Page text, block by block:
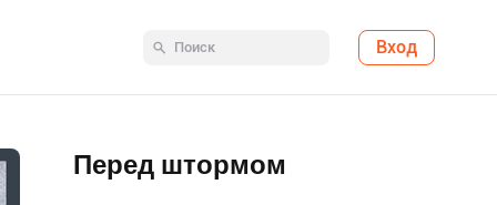
Вход
Перед штормом